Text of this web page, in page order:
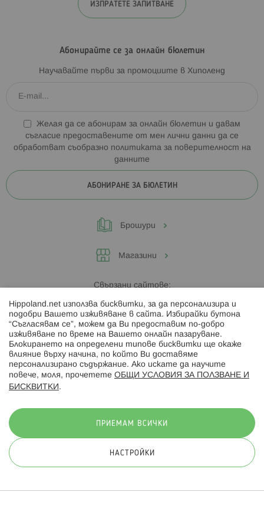
ИЗПРАТЕТЕ ЗАПИТВАНЕ
Абонирайте се за онлайн бюлетин
Научавайте първи за промоциите в Хиполенд
Желая да се абонирам за онлайн бюлетин и давам
съгласие предоставените от мен лични данни да се
обработват съобразно политиката за поверителност на
данните
АБОНИРАНЕ ЗА БЮЛЕТИН
Брошури
Магазини
Свързани сайтове:
Hippoland.ro
Последвайте ни:
© 2026 Hippoland.net. Всички права запазени
Hippoland.net използва бисквитки, за да персонализира и
подобри Вашето изживяване в сайта. Избирайки бутона
“Съгласявам се”, можем да Ви предоставим по-добро
изживяване по време на Вашето онлайн пазаруване.
Блокирането на определени типове бисквитки ще окаже
влияние върху начина, по който Ви доставяме
персонализирано съдържание. Ако искате да научите
повече, моля, прочетете ОБЩИ УСЛОВИЯ ЗА ПОЛЗВАНЕ И
БИСКВИТКИ .
ПРИЕМАМ ВСИЧКИ
НАСТРОЙКИ